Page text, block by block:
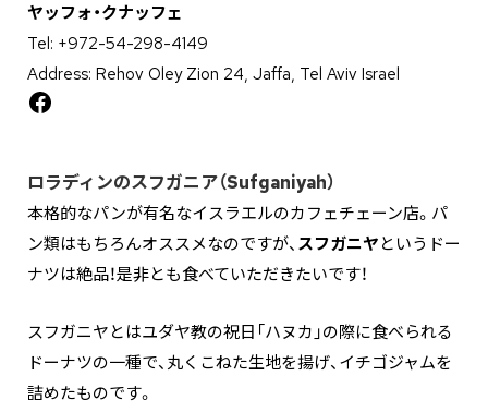
ヤッフォ・クナッフェ
Tel: +972-54-298-4149
Address: Rehov Oley Zion 24, Jaffa, Tel Aviv Israel
Facebook
ロラディンのスフガニア（Sufganiyah）
本格的なパンが有名なイスラエルのカフェチェーン店。パ
ン類はもちろんオススメなのですが、 スフガニヤ というドー
ナツは絶品！是非とも食べていただきたいです！
スフガニヤとはユダヤ教の祝日「ハヌカ」の際に食べられる
ドーナツの一種で、丸くこねた生地を揚げ、イチゴジャムを
詰めたものです。